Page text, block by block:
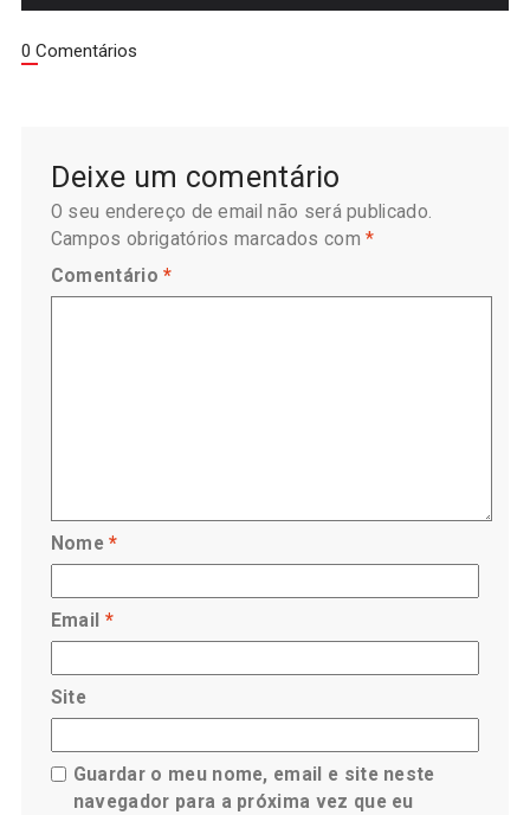
0 Comentários
Deixe um comentário
O seu endereço de email não será publicado.
Campos obrigatórios marcados com*
Comentário*
Nome*
Email *
Site
Guardar o meu nome, email e site neste
navegador para a próxima vez que eu